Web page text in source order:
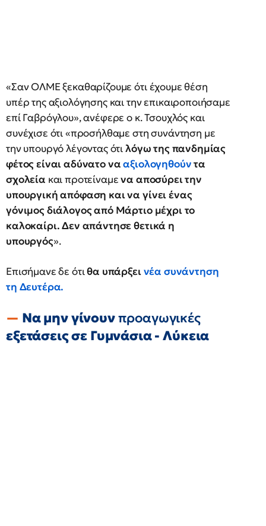
«Σαν ΟΛΜΕ ξεκαθαρίζουμε ότι έχουμε θέση
υπέρ της αξιολόγησης και την επικαιροποιήσαμε
επί Γαβρόγλου», ανέφερε ο κ. Τσουχλός και
συνέχισε ότι «προσήλθαμε στη συνάντηση με
την υπουργό λέγοντας ότιλόγω της πανδημίας
φέτος είναι αδύνατο νααξιολογηθούντα
σχολεία και προτείναμενα αποσύρει την
υπουργική απόφαση και να γίνει ένας
γόνιμος διάλογος από Μάρτιο μέχρι το
καλοκαίρι. Δεν απάντησε θετικά η
υπουργός».
Επισήμανε δε ότιθα υπάρξεινέα συνάντηση
τη Δευτέρα.
Να μην γίνουνπροαγωγικές
εξετάσεις σε Γυμνάσια - Λύκεια